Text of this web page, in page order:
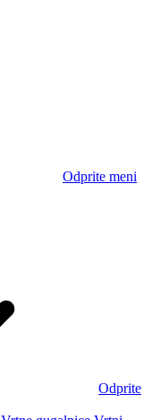
Odprite meni
Odprite